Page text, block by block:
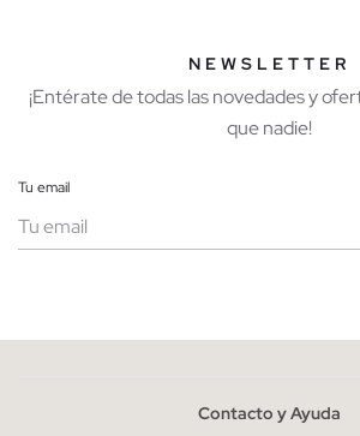
NEWSLETTER
¡Entérate de todas las novedades y
que nadie!
Tu email
He leído y entiendo lapolítica de privacidad
Contacto y Ayuda